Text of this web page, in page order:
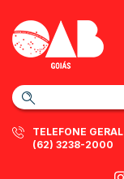
TELEFONE GERAL
(62) 3238-2000